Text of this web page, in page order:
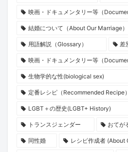
映画・ドキュメンタリー等（
結婚について（About Our Marriage）
用語解説（Glossary） 差
映画・ドキュメンタリー等（
生物学的な性(biological sex)
定番レシピ（Recommended Recipe）
LGBT＋の歴史(LGBT+ History)
トランスジェンダー おてが
同性婚 レシピ作成者 (About